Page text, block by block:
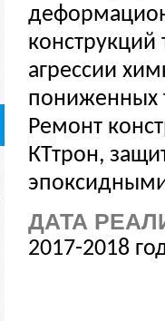
конструкций
агрессии
пониженных
Ремонт
КТтрон,
ДАТА
2017-2018